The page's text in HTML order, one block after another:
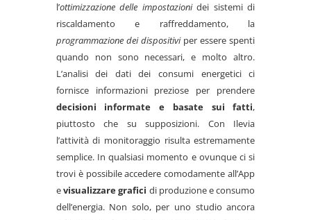
l’ottimizzazione delle impostazionidei sistemi di
riscaldamento e raffreddamento, la
programmazione dei dispositiviper essere spenti
quando non sono necessari, e molto altro.
L’analisi dei dati dei consumi energetici ci
fornisce informazioni preziose per prendere
decisioni informate e basate sui fatti,
piuttosto che su supposizioni. Con Ilevia
l’attività di monitoraggio risulta estremamente
semplice. In qualsiasi momento e ovunque ci si
trovi è possibile accedere comodamente all’App
evisualizzare grafici di produzione e consumo
dell’energia. Non solo, per uno studio ancora